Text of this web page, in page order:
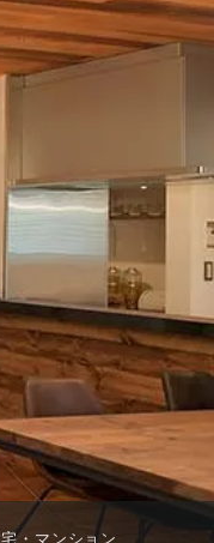
・マンション